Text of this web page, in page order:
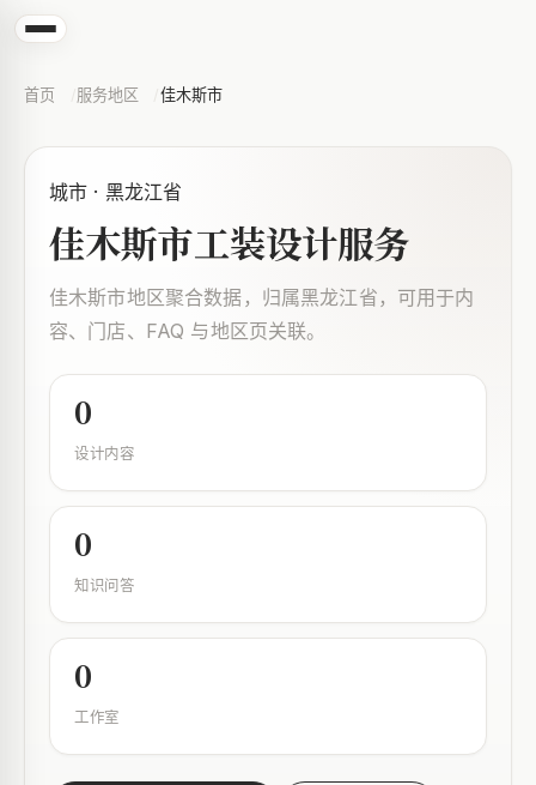
首页 服务地区 佳木斯市
城市 · 黑龙江省
佳木斯市工装设计服务
佳木斯市地区聚合数据，归属黑龙江省，可用于内
容、门店、FAQ 与地区页关联。
0
设计内容
0
知识问答
0
工作室